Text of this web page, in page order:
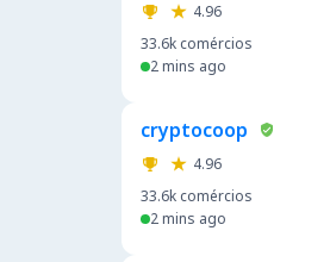
4.96
33.6k comércios
2 mins ago
cryptocoop
4.96
33.6k comércios
2 mins ago